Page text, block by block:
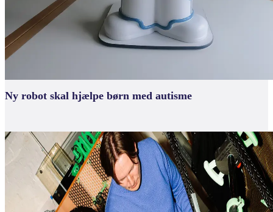
Ny robot skal hjælpe børn med autisme